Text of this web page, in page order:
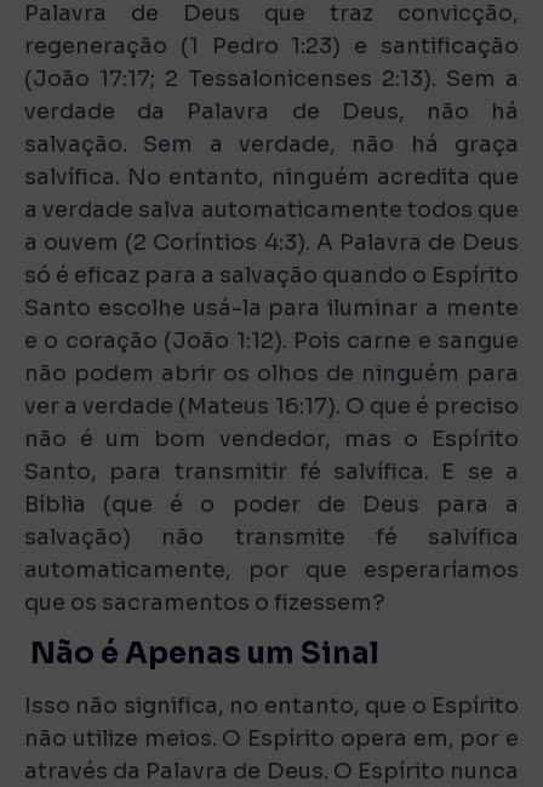
Palavra de Deus que traz convicção,
regeneração (1 Pedro 1:23) e santificação
(João 17:17; 2 Tessalonicenses 2:13). Sem a
verdade da Palavra de Deus, não há
salvação. Sem a verdade, não há graça
salvífica. No entanto, ninguém acredita que
a verdade salva automaticamente todos que
a ouvem (2 Coríntios 4:3). A Palavra de Deus
só é eficaz para a salvação quando o Espírito
Santo escolhe usá-la para iluminar a mente
e o coração (João 1:12). Pois carne e sangue
não podem abrir os olhos de ninguém para
ver a verdade (Mateus 16:17). O que é preciso
não é um bom vendedor, mas o Espírito
Santo, para transmitir fé salvífica. E se a
Bíblia (que é o poder de Deus para a
salvação) não transmite fé salvífica
automaticamente, por que esperaríamos
que os sacramentos o fizessem?
Não é Apenas um Sinal
Isso não significa, no entanto, que o Espírito
não utilize meios. O Espírito opera em, por e
através da Palavra de Deus. O Espírito nunca